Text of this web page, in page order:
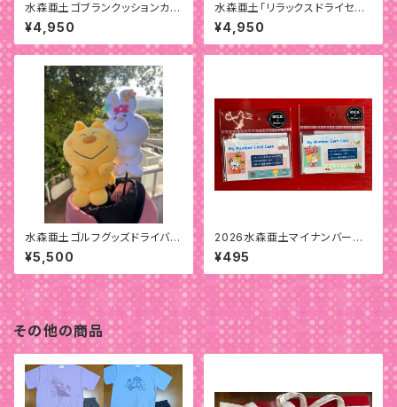
水森亜土ゴブランクッションカバ
ー
¥4,950
水森亜土「リラックスドライセット
アップ」
¥4,950
水森亜土ゴルフグッズドライバー
用ヘッドカバー
¥5,500
2026水森亜土マイナンバーカ
ードケース
¥495
その他の商品